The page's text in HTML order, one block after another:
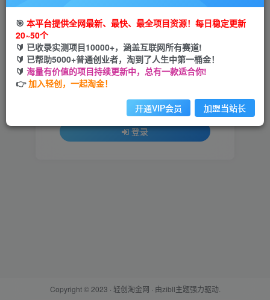
用户名或邮箱
登录密码
找回密码
登录
Copyright © 2023 · 轻创淘金网 · 由zibll主题强力驱动.
🎯 本平台提供全网最新、最快、最全项目资源！每日稳定更新
20~50个
🔰 已收录实测项目10000+，涵盖互联网所有赛道!
🔰 已帮助5000+普通创业者，淘到了人生中第一桶金！
🔰 海量有价值的项目持续更新中，总有一款适合你!
👉加入轻创，一起淘金！
开通VIP会员 加盟当站长